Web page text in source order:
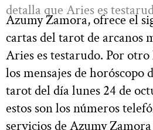
detalla que Aries es
Azumy Zamora, ofrece el
cartas del tarot de arcanos
Aries es testarudo. Por
los mensajes de
tarot del día lunes 24 de
estos son los números
servicios de Azumy